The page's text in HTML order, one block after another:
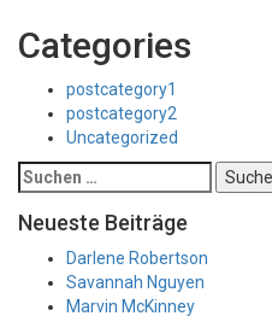
Categories
postcategory1
postcategory2
Uncategorized
Suchen
nach:
Neueste Beiträge
Darlene Robertson
Savannah Nguyen
Marvin McKinney